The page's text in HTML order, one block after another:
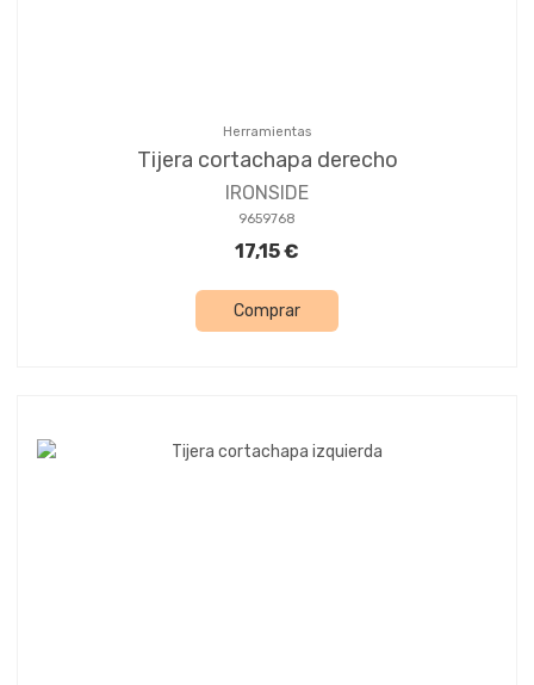
Herramientas
Tijera cortachapa derecho
IRONSIDE
9659768
17,15 €
Comprar